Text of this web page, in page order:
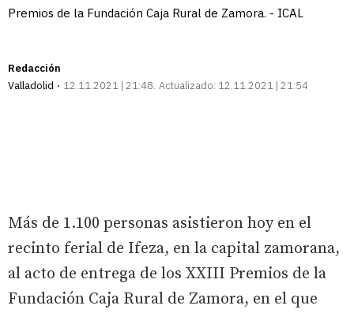
Premios de la Fundación Caja Rural de Zamora. - ICAL
Redacción
Valladolid
12.11.2021 | 21:48 Actualizado: 12.11.2021 | 21:54
Más de 1.100 personas asistieron hoy en el
recinto ferial de Ifeza, en la capital zamorana,
al acto de entrega de los XXIII Premios de la
Fundación Caja Rural de Zamora, en el que